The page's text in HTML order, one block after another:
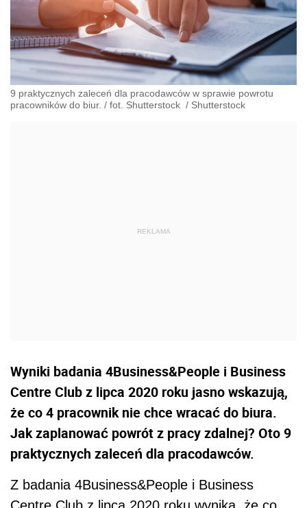
9 praktycznych zaleceń dla pracodawców w sprawie powrotu
pracowników do biur. / fot. Shutterstock / Shutterstock
Wyniki badania 4Business&People i Business
Centre Club z lipca 2020 roku jasno wskazują,
że co 4 pracownik nie chce wracać do biura.
Jak zaplanować powrót z pracy zdalnej? Oto 9
praktycznych zaleceń dla pracodawców.
Z badania 4Business&People i Business